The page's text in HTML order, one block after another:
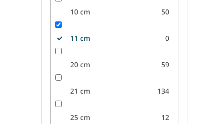
10 cm 50
11 cm 0
20 cm 59
21 cm 134
25 cm 12